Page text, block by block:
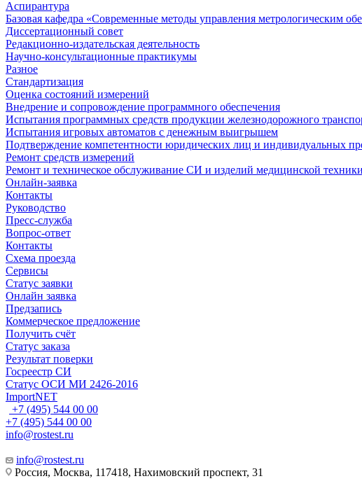
Аспирантура
Базовая кафедра «Современные методы управления метрологическим
Диссертационный совет
Редакционно-издательская деятельность
Научно-консультационные практикумы
Разное
Стандартизация
Оценка состояний измерений
Внедрение и сопровождение программного обеспечения
Испытания программных средств продукции железнодорожного
Испытания игровых автоматов с денежным выигрышем
Подтверждение компетентности юридических лиц и индивидуальных
Ремонт средств измерений
Ремонт и техническое обслуживание СИ и изделий медицинской техники
Онлайн-заявка
Контакты
Руководство
Пресс-служба
Вопрос-ответ
Контакты
Схема проезда
Сервисы
Статус заявки
Онлайн заявка
Предзапись
Коммерческое предложение
Получить счёт
Статус заказа
Результат поверки
Госреестр СИ
Статус ОСИ МИ 2426-2016
ImportNET
+7 (495) 544 00 00
+7 (495) 544 00 00
info@rostest.ru
info@rostest.ru
Россия, Москва, 117418, Нахимовский проспект, 31